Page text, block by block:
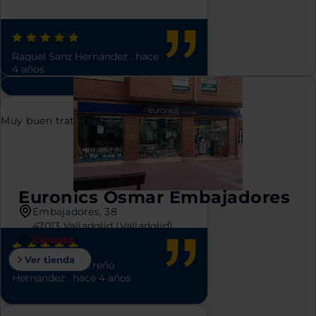
Raquel Sanz Hernández . hace
4 años
Jose Manuel Carreño
Hernandez . hace 4 años
Muy buen trato y buenos profesionales
Euronics Osmar Embajadores
Embajadores, 38
47013 Valladolid (Valladolid)
Cerrado
Ver tienda